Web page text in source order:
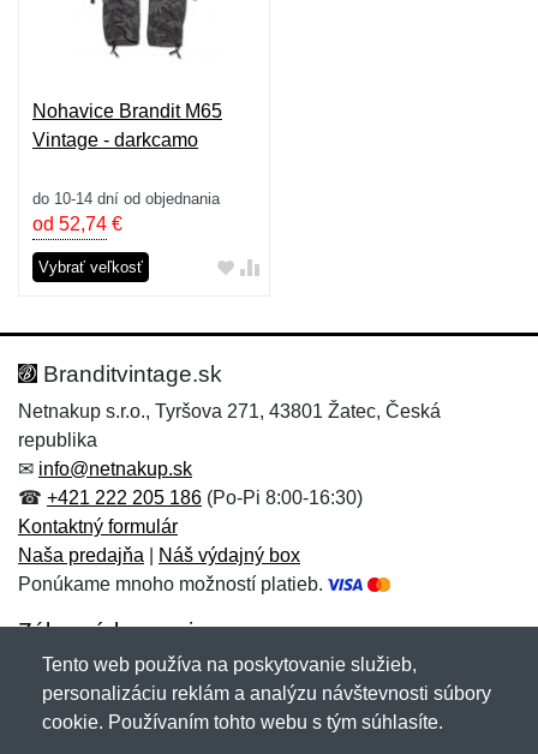
Nohavice Brandit M65
Vintage - darkcamo
do 10-14 dní od objednania
od 52,74 €
Vybrať veľkosť
Branditvintage.sk
Netnakup s.r.o., Tyršova 271, 43801 Žatec, Česká
republika
✉ info@netnakup.sk
☎ +421 222 205 186 (Po-Pi 8:00-16:30)
Kontaktný formulár
Naša predajňa
Náš výdajný box
Ponúkame mnoho možností platieb.
Zákaznícky servis
Novinky emailom
Tento web používa na poskytovanie služieb,
personalizáciu reklám a analýzu návštevnosti súbory
cookie. Používaním tohto webu s tým súhlasíte.